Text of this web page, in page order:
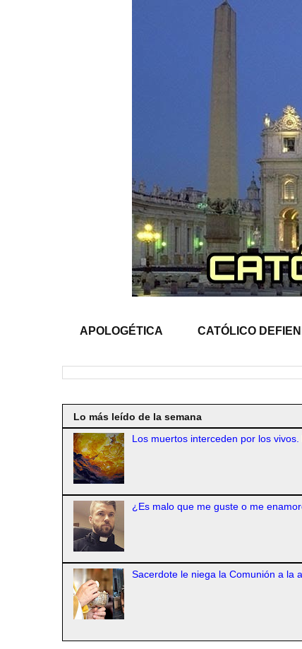
APOLOGÉTICA CATÓLICO
Lo más leído de la semana
Los muertos interceden por los
¿Es malo que me guste o me
Sacerdote le niega la Comunión a la